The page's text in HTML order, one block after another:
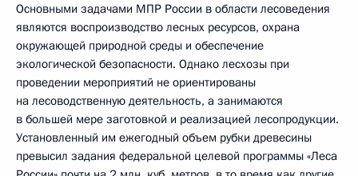
Основными задачами МПР России в области лесоведения
являются воспроизводство лесных ресурсов, охрана
окружающей природной среды и обеспечение
экологической безопасности. Однако лесхозы при
проведении мероприятий не ориентированы
на лесоводственную деятельность, а занимаются
в большей мере заготовкой и реализацией лесопродукции.
Установленный им ежегодный объем рубки древесины
превысил задания федеральной целевой программы «Леса